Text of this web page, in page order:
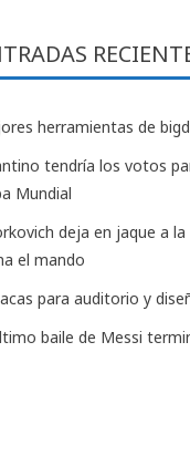
herramientas de
tendría los votos
Mundial
deja en jaque a la
el mando
para auditorio y
baile de Messi